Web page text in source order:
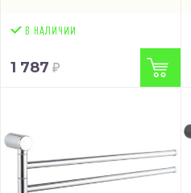
1 787